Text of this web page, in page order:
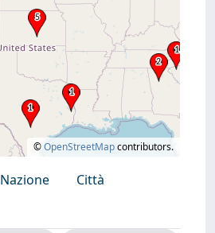
©OpenStreetMapcontributors.
Nazione
Città